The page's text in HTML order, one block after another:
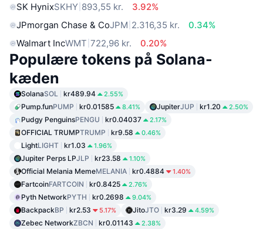
SK HynixSKHY 893,55 kr.
3.92%
JPmorgan Chase & CoJPM 2.316,35 kr.
0.34%
Walmart IncWMT 722,96 kr. 0.20%
Populære tokens på Solana-
kæden
SolanaSOL kr489.94 2.55%
Pump.funPUMP kr0.01585 8.41% JupiterJUP kr1.20 2.50%
Pudgy PenguinsPENGU kr0.04037 2.17%
OFFICIAL TRUMPTRUMP kr9.58 0.46%
LightLIGHT kr1.03 1.96%
Jupiter Perps LPJLP kr23.58 1.10%
Official Melania MemeMELANIA kr0.4884 1.40%
FartcoinFARTCOIN kr0.8425 2.76%
Pyth NetworkPYTH kr0.2698 9.04%
BackpackBP kr2.53 5.17% JitoJTO kr3.29 4.59%
Zebec NetworkZBCN kr0.01143 2.38%